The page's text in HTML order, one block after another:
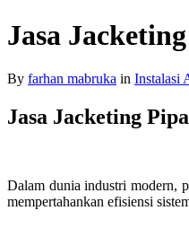
Jasa
By farhan mabruka in Instalasi
Jasa Jacketing
Dalam dunia industri modern,
mempertahankan efisiensi